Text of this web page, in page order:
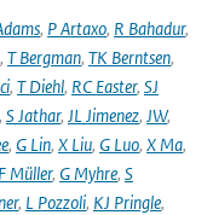
, P Artaxo, R Bahadur,
, T Bergman, TK Berntsen,
, T Diehl, RC Easter, SJ
, S Jathar, JL Jimenez, JW,
, G Lin, X Liu, G Luo, X Ma,
Müller, G Myhre, S
, L Pozzoli, KJ Pringle,